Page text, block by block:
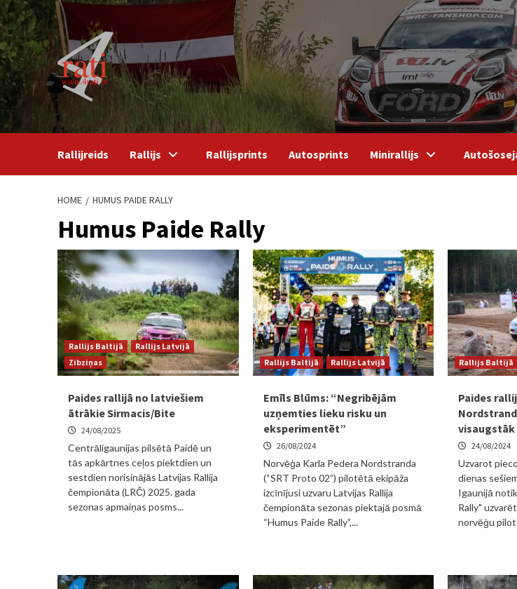
Skip
to
content
Rallijreids Rallijs Rallijsprints Autosprints Minirallijs
HOME HUMUS PAIDE RALLY
Humus Paide Rally
Rallijs Baltijā
Rallijs Latvijā
Zibziņas
Paides rallijā no latviešiem
ātrākie Sirmacis/Bite
24/08/2025
Centrāligaunijas pilsētā Paidē un
tās apkārtnes ceļos piektdien un
sestdien norisinājās Latvijas Rallija
čempionāta (LRČ) 2025. gada
sezonas apmaiņas posms...
Rallijs Baltijā Rallijs Latvijā
Emīls Blūms: “Negribējām
uzņemties lieku risku un
eksperimentēt”
26/08/2024
Norvēģa Karla Pedera Nordstranda
(“SRT Proto 02”) pilotētā ekipāža
izcīnījusi uzvaru Latvijas Rallija
čempionāta sezonas piektajā posmā
“Humus Paide Rally”,...
Rallijs Baltijā
Paides
24/08/2024
Uzvarot
dienas
Igaunijā
Rally"
norvēģu